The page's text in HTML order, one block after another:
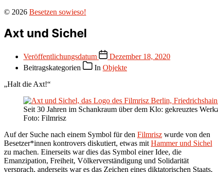
© 2026 Besetzen sowieso!
Axt und Sichel
Veröffentlichungsdatum
Dezember 18, 2020
Beitragskategorien
In Objekte
„Halt die Axt!“
Seit 30 Jahren im Schankraum über dem Klo: gekreuztes
Foto: Filmrisz
Auf der Suche nach einem Symbol für den Filmrisz wurde von den
Besetzer*innen kontrovers diskutiert, etwas mit Hammer und Sichel
zu machen. Einerseits war dies das Symbol einer Idee, die
Emanzipation, Freiheit, Völkerverständigung und Solidarität
versprach, anderseits war es das Zeichen eines diktatorischen Staats,